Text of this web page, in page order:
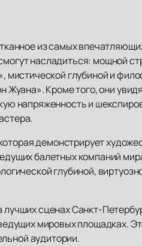
из самых
насладиться: мощной
мистической глубиной и
Жуана». Кроме того, они
напряженность и
демонстрирует
балетных компаний
глубиной,
сценах Санкт-
мировых площадках.
аудитории.